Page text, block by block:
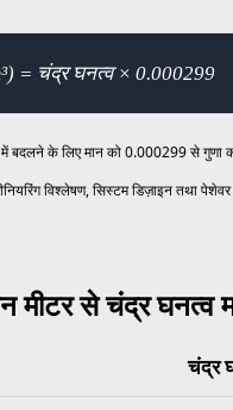
= चंद्र घनत्व × 0.000299
में बदलने के लिए मान को 0.000299 से
विश्लेषण, सिस्टम डिज़ाइन तथा
मीटर से चंद्र घनत्व
चंद्र